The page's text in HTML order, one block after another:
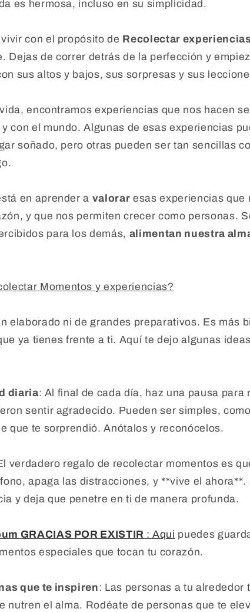
es hermosa, incluso en su simplicidad.
con el propósito de Recolectar
Dejas de correr detrás de la perfección y
sus altos y bajos, sus sorpresas y sus
encontramos experiencias que nos hacen
con el mundo. Algunas de esas experiencias
soñado, pero otras pueden ser tan sencillas
en aprender a valorar esas experiencias que
y que nos permiten crecer como personas.
para los demás, alimentan nuestra
Momentos y experiencias?
elaborado ni de grandes preparativos. Es más
ya tienes frente a ti. Aquí te dejo algunas
diaria: Al final de cada día, haz una pausa para
sentir agradecido. Pueden ser simples,
que te sorprendió. Anótalos y reconócelos.
verdadero regalo de recolectar momentos es
apaga las distracciones, y **vive el ahora**.
y deja que penetre en ti de manera profunda.
GRACIAS POR EXISTIR : Aqui puedes
especiales que tocan tu corazón.
que te inspiren: Las personas a tu alrededor
nutren el alma. Rodéate de personas que te